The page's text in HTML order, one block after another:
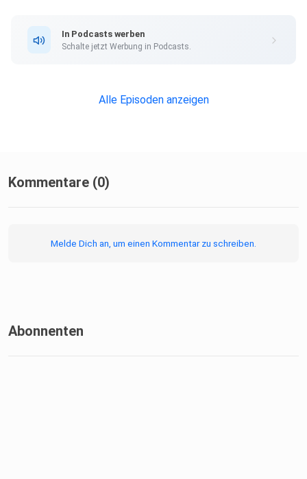
In Podcasts werben
Schalte jetzt Werbung in Podcasts.
Alle Episoden anzeigen
Kommentare (0)
Melde Dich an, um einen Kommentar zu schreiben.
Abonnenten